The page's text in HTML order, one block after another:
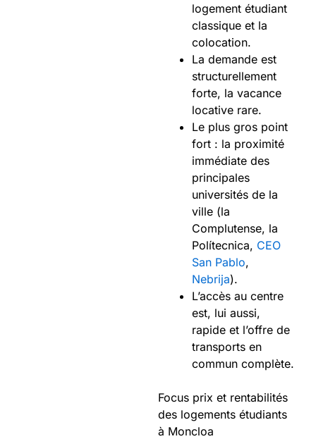
logement étudiant
classique et la
colocation.
La demande est
structurellement
forte, la vacance
locative rare.
Le plus gros point
fort : la proximité
immédiate des
principales
universités de la
ville (la
Complutense, la
Polítecnica, CEO
San Pablo,
Nebrija).
L’accès au centre
est, lui aussi,
rapide et l’offre de
transports en
commun complète.
Focus prix et rentabilités
des logements étudiants
à Moncloa